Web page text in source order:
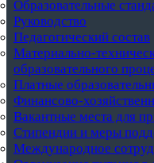
Образовательные
Руководство
Педагогический состав
Материально-
образовательного
Платные
Финансово-
Вакантные места для
Стипендии и меры
Международное